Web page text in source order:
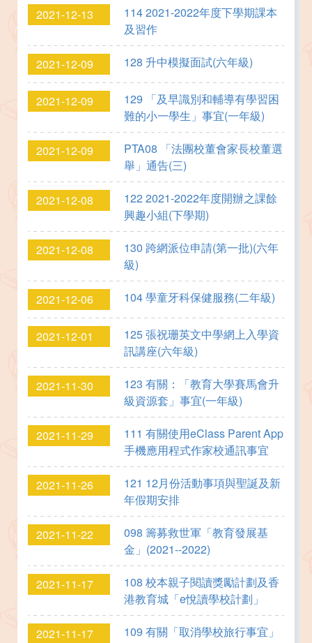
2021-12-13
114 2021-2022年度下學期課本
及習作
2021-12-09 128 升中模擬面試(六年級)
2021-12-09
129 「及早識別和輔導有學習困
難的小一學生」事宜(一年級)
2021-12-09
PTA08 「法團校董會家長校董選
舉」通告(三)
2021-12-08
122 2021-2022年度開辦之課餘
興趣小組(下學期)
2021-12-08
130 跨網派位申請(第一批)(六年
級)
2021-12-06 104 學童牙科保健服務(二年級)
2021-12-01
125 張祝珊英文中學網上入學資
訊講座(六年級)
2021-11-30
123 有關：「教育大學賽馬會升
級資源套」事宜(一年級)
2021-11-29
111 有關使用eClass Parent App
手機應用程式作家校通訊事宜
2021-11-26
121 12月份活動事項與聖誕及新
年假期安排
2021-11-22
098 籌募救世軍「教育發展基
金」(2021--2022)
2021-11-17
108 校本親子閱讀獎勵計劃及香
港教育城「e悅讀學校計劃」
2021-11-17 109 有關「取消學校旅行事宜」